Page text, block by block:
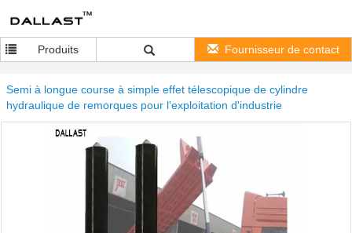
Produits Fournisseur de contact
Semi à longue course à simple effet télescopique de cylindre
hydraulique de remorques pour l'exploitation d'industrie